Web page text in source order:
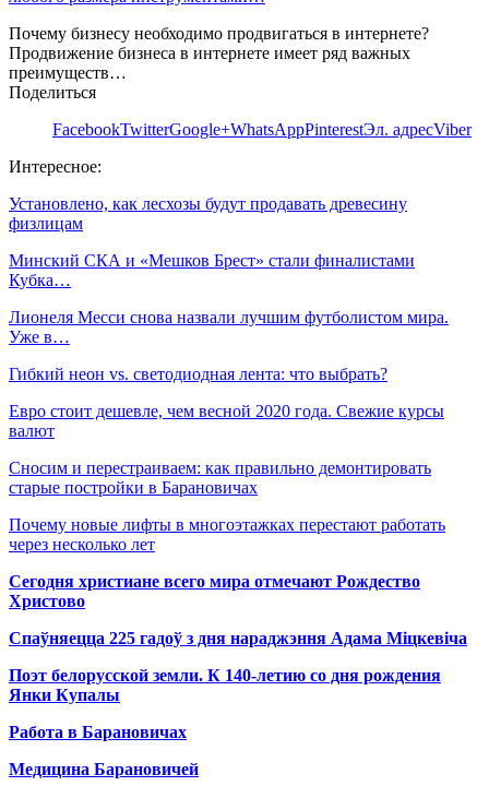
Почему бизнесу необходимо продвигаться в интернете?
Продвижение бизнеса в интернете имеет ряд важных
преимуществ…
Поделиться
FacebookTwitterGoogle+WhatsAppPinterestЭл. адресViber
Интересное:
Установлено, как лесхозы будут продавать древесину
физлицам
Минский СКА и «Мешков Брест» стали финалистами
Кубка…
Лионеля Месси снова назвали лучшим футболистом мира.
Уже в…
Гибкий неон vs. светодиодная лента: что выбрать?
Евро стоит дешевле, чем весной 2020 года. Свежие курсы
валют
Сносим и перестраиваем: как правильно демонтировать
старые постройки в Барановичах
Почему новые лифты в многоэтажках перестают работать
через несколько лет
Сегодня христиане всего мира отмечают Рождество
Христово
Спаўняецца 225 гадоў з дня нараджэння Адама Міцкевіча
Поэт белорусской земли. К 140-летию со дня рождения
Янки Купалы
Работа в Барановичах
Медицина Барановичей